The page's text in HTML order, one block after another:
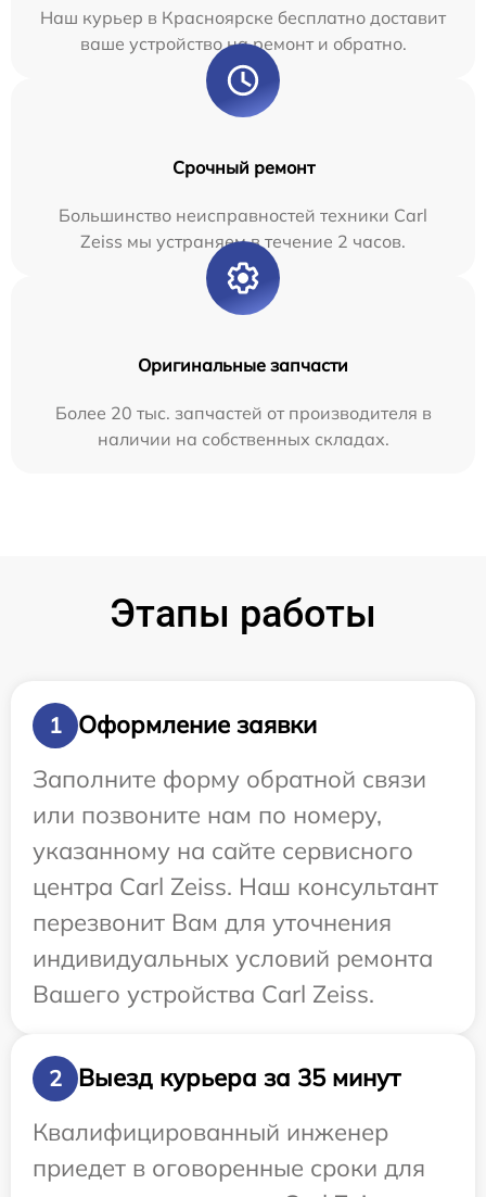
Наш курьер в Красноярске бесплатно доставит
ваше устройство на ремонт и обратно.
Срочный ремонт
Большинство неисправностей техники Carl
Zeiss мы устраняем в течение 2 часов.
Оригинальные запчасти
Более 20 тыс. запчастей от производителя в
наличии на собственных складах.
Этапы работы
1
Оформление заявки
Заполните форму обратной связи
или позвоните нам по номеру,
указанному на сайте сервисного
центра Carl Zeiss. Наш консультант
перезвонит Вам для уточнения
индивидуальных условий ремонта
Вашего устройства Carl Zeiss.
2
Выезд курьера за 35 минут
Квалифицированный инженер
приедет в оговоренные сроки для